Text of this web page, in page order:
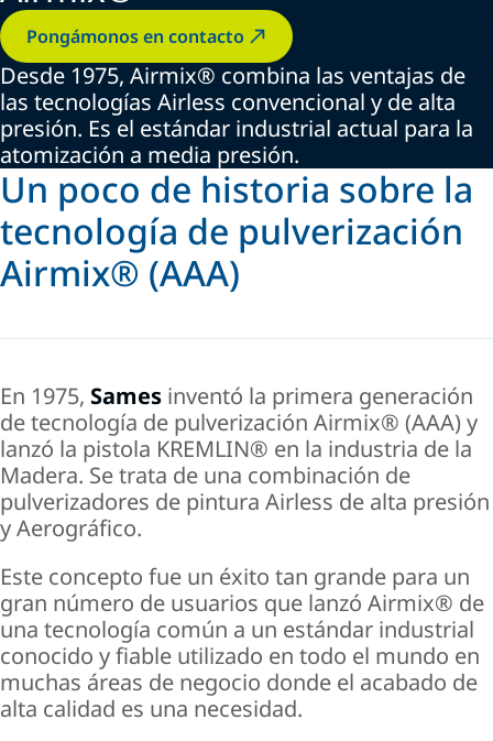
Pongámonos en contacto
Desde 1975, Airmix® combina las ventajas de
las tecnologías Airless convencional y de alta
presión. Es el estándar industrial actual para la
atomización a media presión.
Un poco de historia sobre la
tecnología de pulverización
Airmix® (AAA)
En 1975, Sames inventó la primera generación
de tecnología de pulverización Airmix® (AAA) y
lanzó la pistola KREMLIN® en la industria de la
Madera. Se trata de una combinación de
pulverizadores de pintura Airless de alta presión
y Aerográfico.
Este concepto fue un éxito tan grande para un
gran número de usuarios que lanzó Airmix® de
una tecnología común a un estándar industrial
conocido y fiable utilizado en todo el mundo en
muchas áreas de negocio donde el acabado de
alta calidad es una necesidad.